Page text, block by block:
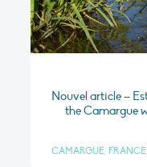
Nouvel article –
the Camargue
CAMARGUE,